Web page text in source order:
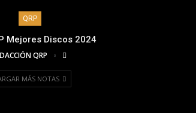
QRP
Mejores Discos 2024
QRP
MÁS NOTAS